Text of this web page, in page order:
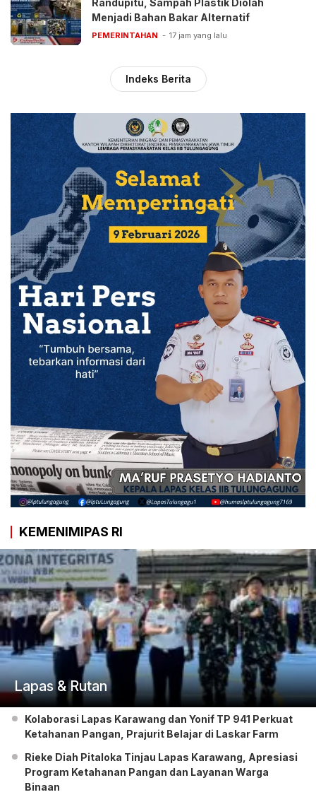
Randupitu, Sampah Plastik Diolah
Menjadi Bahan Bakar Alternatif
PEMERINTAHAN 17 jam yang lalu
Indeks Berita
KEMENIMIPAS RI
Lapas & Rutan
Kolaborasi Lapas Karawang dan Yonif TP 941 Perkuat
Ketahanan Pangan, Prajurit Belajar di Laskar Farm
Rieke Diah Pitaloka Tinjau Lapas Karawang, Apresiasi
Program Ketahanan Pangan dan Layanan Warga
Binaan